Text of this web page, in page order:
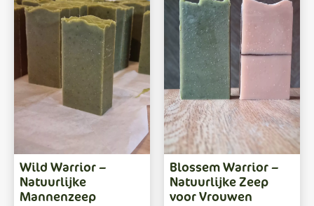
Wild Warrior –
Natuurlijke
Mannenzeep
Blossem Warrior –
Natuurlijke Zeep
voor Vrouwen